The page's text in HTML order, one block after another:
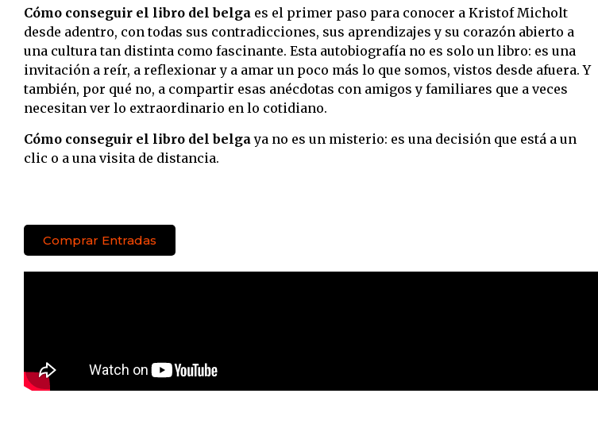
Cómo conseguir el libro del belga es el primer paso para conocer a Kristof Micholt
desde adentro, con todas sus contradicciones, sus aprendizajes y su corazón abierto a
una cultura tan distinta como fascinante. Esta autobiografía no es solo un libro: es una
invitación a reír, a reflexionar y a amar un poco más lo que somos, vistos desde afuera. Y
también, por qué no, a compartir esas anécdotas con amigos y familiares que a veces
necesitan ver lo extraordinario en lo cotidiano.
Cómo conseguir el libro del belga ya no es un misterio: es una decisión que está a un
clic o a una visita de distancia.
Comprar Entradas